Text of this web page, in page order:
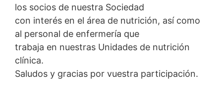
los socios de nuestra Sociedad
con interés en el área de nutrición, así como
al personal de enfermería que
trabaja en nuestras Unidades de nutrición
clínica.
Saludos y gracias por vuestra participación.